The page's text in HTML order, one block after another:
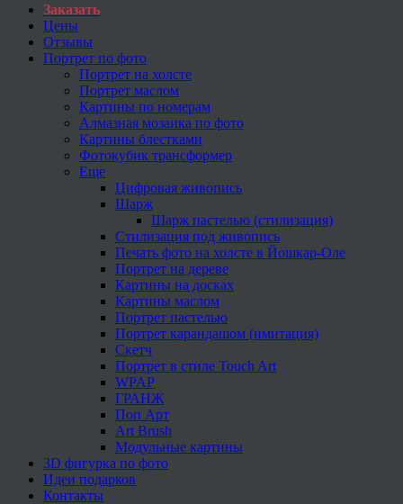
Заказать
Цены
Отзывы
Портрет по фото
Портрет на холсте
Портрет маслом
Картины по номерам
Алмазная мозаика по фото
Картины блестками
Фотокубик трансформер
Еще
Цифровая живопись
Шарж
Шарж пастелью (стилизация)
Стилизация под живопись
Печать фото на холсте в Йошкар-Оле
Портрет на дереве
Картины на досках
Картины маслом
Портрет пастелью
Портрет карандашом (имитация)
Скетч
Портрет в стиле Touch Art
WPAP
ГРАНЖ
Поп Арт
Art Brush
Модульные картины
3D фигурка по фото
Идеи подарков
Контакты